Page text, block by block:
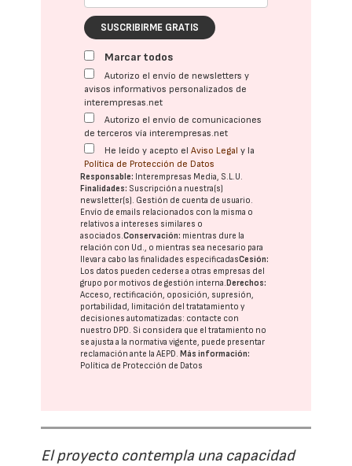
SUSCRIBIRME GRATIS
Marcar todos
Autorizo el envío de newsletters y
avisos informativos personalizados de
interempresas.net
Autorizo el envío de comunicaciones
de terceros vía interempresas.net
He leído y acepto elAviso Legal y la
Política de Protección de Datos
Responsable: Interempresas Media, S.L.U.
Finalidades: Suscripción a nuestra(s)
newsletter(s). Gestión de cuenta de usuario.
Envío de emails relacionados con la misma o
relativos a intereses similares o
asociados.Conservación: mientras dure la
relación con Ud., o mientras sea necesario para
llevar a cabo las finalidades especificadasCesión:
Los datos pueden cederse a otras empresas del
grupo por motivos de gestión interna.Derechos:
Acceso, rectificación, oposición, supresión,
portabilidad, limitación del tratatamiento y
decisiones automatizadas: contacte con
nuestro DPD. Si considera que el tratamiento no
se ajusta a la normativa vigente, puede presentar
reclamación ante laAEPD.Más información:
Política de Protección de Datos
El proyecto contempla una capacidad